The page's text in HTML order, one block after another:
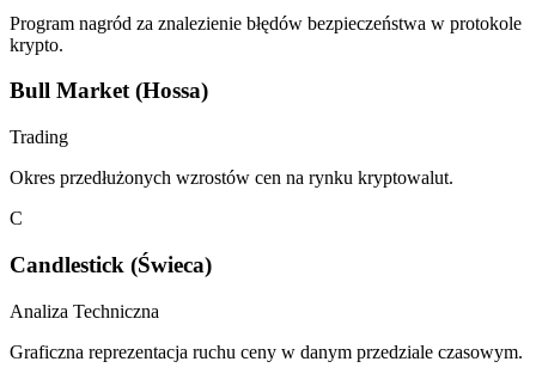
Program nagród za znalezienie błędów bezpieczeństwa w protokole
krypto.
Bull Market (Hossa)
Trading
Okres przedłużonych wzrostów cen na rynku kryptowalut.
C
Candlestick (Świeca)
Analiza Techniczna
Graficzna reprezentacja ruchu ceny w danym przedziale czasowym.